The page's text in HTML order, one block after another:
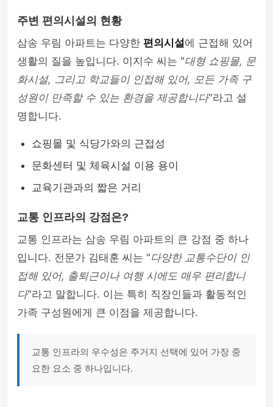
주변 편의시설의 현황
삼송 우림 아파트는 다양한 편의시설에 근접해 있어
생활의 질을 높입니다. 이지수 씨는 "대형 쇼핑몰, 문
화시설, 그리고 학교들이 인접해 있어, 모든 가족 구
성원이 만족할 수 있는 환경을 제공합니다"라고 설
명합니다.
쇼핑몰 및 식당가와의 근접성
문화센터 및 체육시설 이용 용이
교육기관과의 짧은 거리
교통 인프라의 강점은?
교통 인프라는 삼송 우림 아파트의 큰 강점 중 하나
입니다. 전문가 김태훈 씨는 "다양한 교통수단이 인
접해 있어, 출퇴근이나 여행 시에도 매우 편리합니
다"라고 말합니다. 이는 특히 직장인들과 활동적인
가족 구성원에게 큰 이점을 제공합니다.
교통 인프라의 우수성은 주거지 선택에 있어 가장 중
요한 요소 중 하나입니다.